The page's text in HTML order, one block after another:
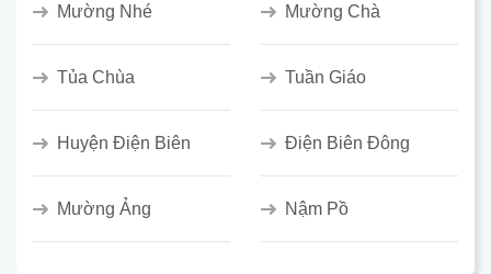
Mường Nhé Mường Chà
Tủa Chùa Tuần Giáo
Huyện Điện Biên Điện Biên Đông
Mường Ảng Nậm Pồ